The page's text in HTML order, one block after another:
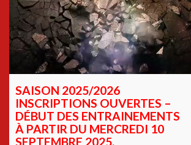
SAISON 2025/2026
INSCRIPTIONS OUVERTES –
DÉBUT DES ENTRAINEMENTS
À PARTIR DU MERCREDI 10
SEPTEMBRE 2025.